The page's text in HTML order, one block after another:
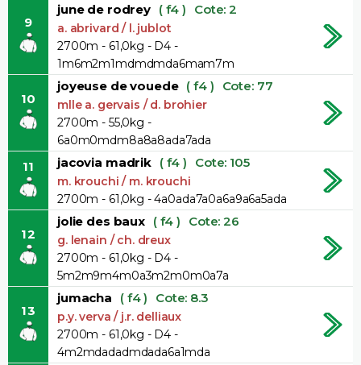
9
june de rodrey ( f4 ) Cote: 2
a. abrivard / l. jublot
2700m - 61,0kg - D4 -
1m6m2m1mdmdmda6mam7m
10
joyeuse de vouede ( f4 ) Cote: 77
mlle a. gervais / d. brohier
2700m - 55,0kg -
6a0m0mdm8a8a8ada7ada
11 jacovia madrik ( f4 ) Cote: 105
m. krouchi / m. krouchi
2700m - 61,0kg - 4a0ada7a0a6a9a6a5ada
12
jolie des baux ( f4 ) Cote: 26
g. lenain / ch. dreux
2700m - 61,0kg - D4 -
5m2m9m4m0a3m2m0m0a7a
13
jumacha ( f4 ) Cote: 8.3
p.y. verva / j.r. delliaux
2700m - 61,0kg - D4 -
4m2mdadadmdada6a1mda